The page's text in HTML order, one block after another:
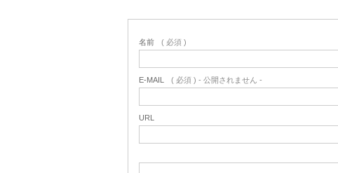
名前 ( 必須 )
E-MAIL ( 必須 ) - 公開されません -
URL